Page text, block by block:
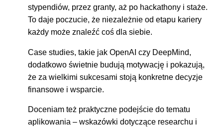
stypendiów, przez granty, aż po hackathony i staże.
To daje poczucie, że niezależnie od etapu kariery
każdy może znaleźć coś dla siebie.
Case studies, takie jak OpenAI czy DeepMind,
dodatkowo świetnie budują motywację i pokazują,
że za wielkimi sukcesami stoją konkretne decyzje
finansowe i wsparcie.
Doceniam też praktyczne podejście do tematu
aplikowania – wskazówki dotyczące researchu i